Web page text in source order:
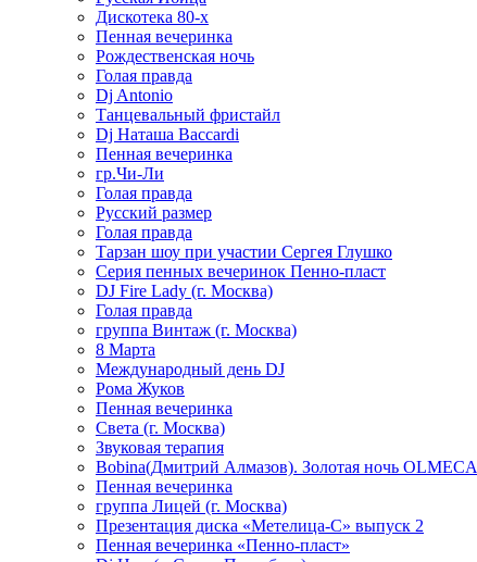
Дискотека 80-х
Пенная вечеринка
Рождественская ночь
Голая правда
Dj Antonio
Танцевальный фристайл
Dj Наташа Baccardi
Пенная вечеринка
гр.Чи-Ли
Голая правда
Русский размер
Голая правда
Тарзан шоу при участии Сергея Глушко
Серия пенных вечеринок Пенно-пласт
DJ Fire Lady (г. Москва)
Голая правда
группа Винтаж (г. Москва)
8 Марта
Международный день DJ
Рома Жуков
Пенная вечеринка
Света (г. Москва)
Звуковая терапия
Bobina(Дмитрий Алмазов). Золотая ночь OLMECA
Пенная вечеринка
группа Лицей (г. Москва)
Презентация диска «Метелица-С» выпуск 2
Пенная вечеринка «Пенно-пласт»